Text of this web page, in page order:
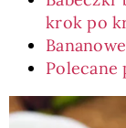
krok po
Polecane